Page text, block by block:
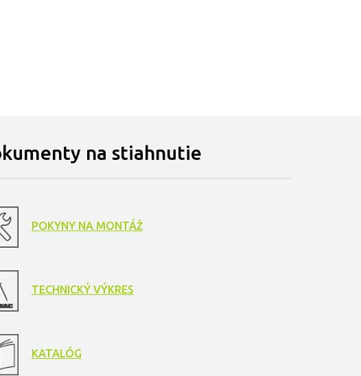
na stiahnutie
POKYNY NA MONTÁŽ
TECHNICKÝ VÝKRES
KATALÓG